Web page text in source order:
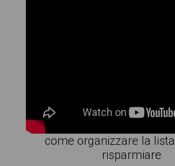
come organizzare la
risparmiare